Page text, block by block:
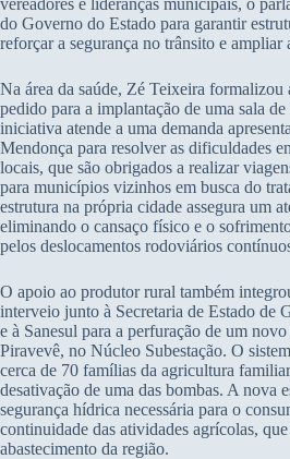
do Governo do Estado para garantir
reforçar a segurança no trânsito e ampliar
Na área da saúde, Zé Teixeira
pedido para a implantação de uma sala
iniciativa atende a uma demanda
Mendonça para resolver as dificuldades
locais, que são obrigados a realizar
para municípios vizinhos em busca do
estrutura na própria cidade assegura um
eliminando o cansaço físico e o
pelos deslocamentos rodoviários
O apoio ao produtor rural também
interveio junto à Secretaria de Estado de
e à Sanesul para a perfuração de um
Piravevê, no Núcleo Subestação. O
cerca de 70 famílias da agricultura
desativação de uma das bombas. A nova
segurança hídrica necessária para o
continuidade das atividades agrícolas,
abastecimento da região.